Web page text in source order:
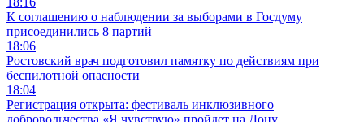
К соглашению о наблюдении за выборами в Госдуму
присоединились 8 партий
18:06
Ростовский врач подготовил памятку по действиям при
беспилотной опасности
18:04
Регистрация открыта: фестиваль инклюзивного
добровольчества «Я чувствую» пройдет на Дону